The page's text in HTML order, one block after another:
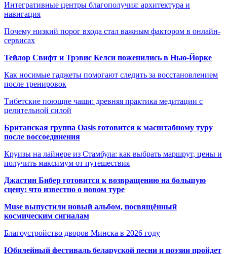
Интегративные центры благополучия: архитектура и
навигация
Почему низкий порог входа стал важным фактором в онлайн-
сервисах
Тейлор Свифт и Трэвис Келси поженились в Нью-Йорке
Как носимые гаджеты помогают следить за восстановлением
после тренировок
Тибетские поющие чаши: древняя практика медитации с
целительной силой
Британская группа Oasis готовится к масштабному туру
после воссоединения
Круизы на лайнере из Стамбула: как выбрать маршрут, цены и
получить максимум от путешествия
Джастин Бибер готовится к возвращению на большую
сцену: что известно о новом туре
Muse выпустили новый альбом, посвящённый
космическим сигналам
Благоустройство дворов Минска в 2026 году
Юбилейный фестиваль беларуской песни и поэзии пройдет